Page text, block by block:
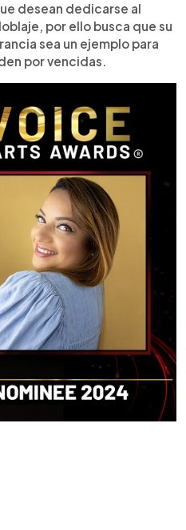
desean dedicarse al
por ello busca que su
sea un ejemplo para
por vencidas.